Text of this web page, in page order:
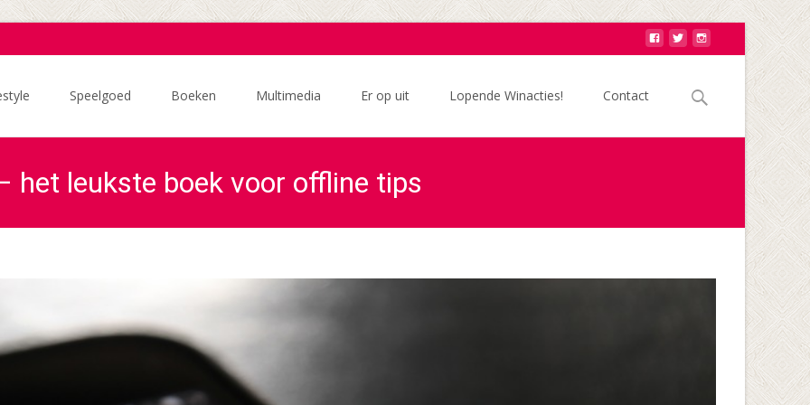
Speelgoed Boeken Multimedia Er op uit Lopende Winacties! Contact
Zoek
naar:
het leukste boek voor offline tips